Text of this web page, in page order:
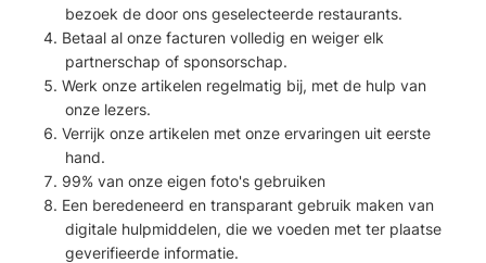
bezoek de door ons geselecteerde restaurants.
Betaal al onze facturen volledig en weiger elk
partnerschap of sponsorschap.
Werk onze artikelen regelmatig bij, met de hulp van
onze lezers.
Verrijk onze artikelen met onze ervaringen uit eerste
hand.
99% van onze eigen foto's gebruiken
Een beredeneerd en transparant gebruik maken van
digitale hulpmiddelen, die we voeden met ter plaatse
geverifieerde informatie.